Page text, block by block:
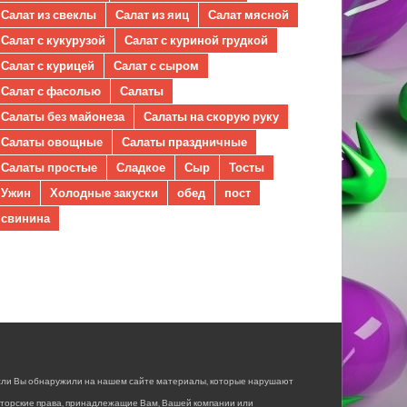
Салат из свеклы Салат из яиц
Салат мясной
Салат с кукурузой
Салат с куриной грудкой
Салат с курицей
Салат с сыром
Салат с фасолью
Салаты
Салаты без майонеза
Салаты на скорую руку
Салаты овощные
Салаты праздничные
Салаты простые
Сладкое Сыр
Тосты
Ужин
Холодные закуски обед
пост
свинина
Вы обнаружили на нашем сайте материалы, которые нарушают
права, принадлежащие Вам, Вашей компании или